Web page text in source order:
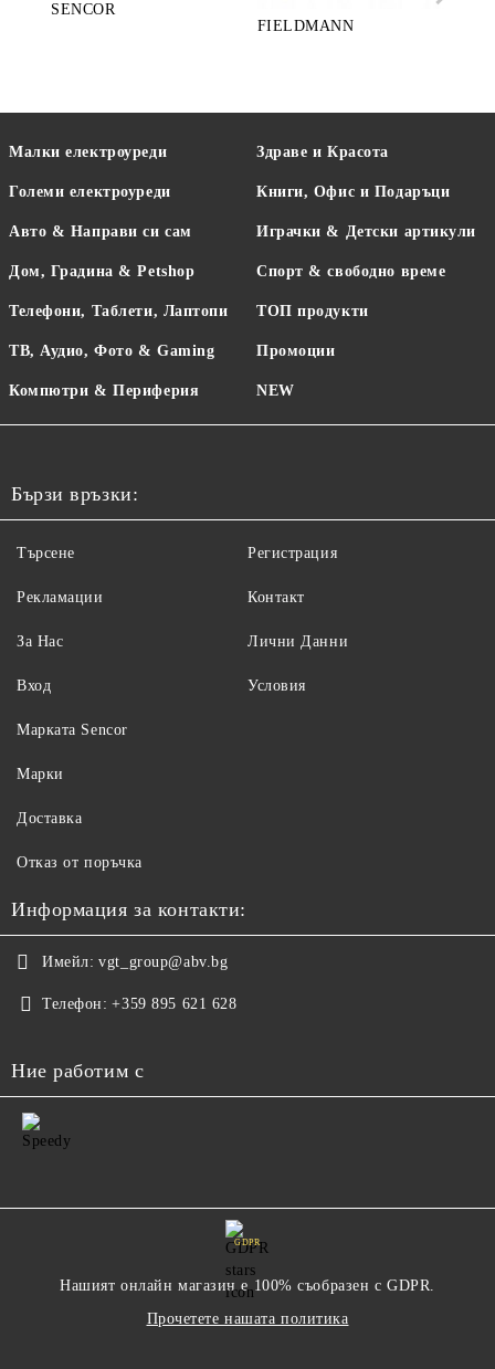
SENCOR
FIELDMANN
Малки електроуреди
Големи електроуреди
Авто & Направи си сам
Дом, Градина & Petshop
Телефони, Таблети, Лаптопи
ТВ, Аудио, Фото & Gaming
Компютри & Периферия
Здраве и Красота
Книги, Офис и Подаръци
Играчки & Детски артикули
Спорт & свободно време
ТОП продукти
Промоции
NEW
Бързи връзки:
Търсене
Рекламации
За Нас
Вход
Регистрация
Контакт
Лични Данни
Условия
Maрката Sencor
Марки
Доставка
Отказ от поръчка
Информация за контакти:
Имейл: vgt_group@abv.bg
Телефон: +359 895 621 628
Ние работим с
GDPR
Нашият онлайн магазин е 100% съобразен с GDPR.
Прочетете нашата политика